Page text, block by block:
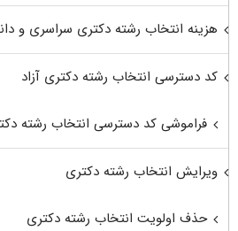
هزینه انتخاب رشته دکتری سراسری و
کد دسترسی انتخاب رشته دکتری آزاد
فراموشی کد دسترسی انتخاب رشته
ویرایش انتخاب رشته دکتری
حذف اولویت انتخاب رشته دکتری